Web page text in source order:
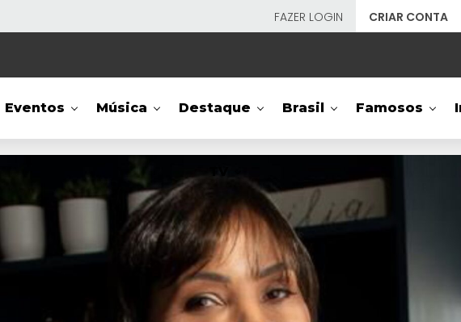
FAZER LOGIN CRIAR CONTA
NOSSAS
Eventos Música Destaque Brasil Famosos